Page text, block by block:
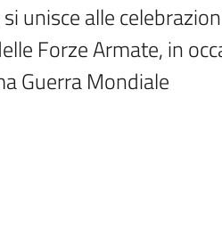
unisce alle
Forze Armate, in
Guerra Mondiale